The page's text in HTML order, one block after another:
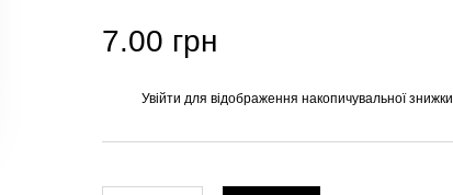
7.00 грн
Увійти для відображення накопичувальної знижки